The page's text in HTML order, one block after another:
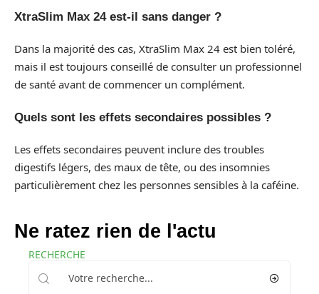
XtraSlim Max 24 est-il sans danger ?
Dans la majorité des cas, XtraSlim Max 24 est bien toléré,
mais il est toujours conseillé de consulter un professionnel
de santé avant de commencer un complément.
Quels sont les effets secondaires possibles ?
Les effets secondaires peuvent inclure des troubles
digestifs légers, des maux de tête, ou des insomnies
particulièrement chez les personnes sensibles à la caféine.
Ne ratez rien de l'actu
RECHERCHE